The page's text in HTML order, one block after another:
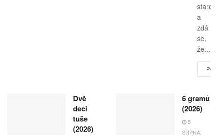
a
zdá
se,
že...
Dvě
deci
tuše
(2026)
6 gramů
(2026)
5
SRPNA,